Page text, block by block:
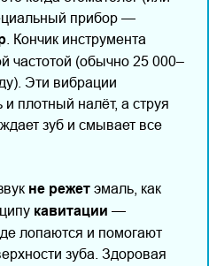
прибор —
. Кончик инструмента
частотой (обычно 25 000–
Эти вибрации
плотный налёт, а струя
зуб и смывает все
не режет эмаль, как
кавитации —
лопаются и помогают
зуба. Здоровая